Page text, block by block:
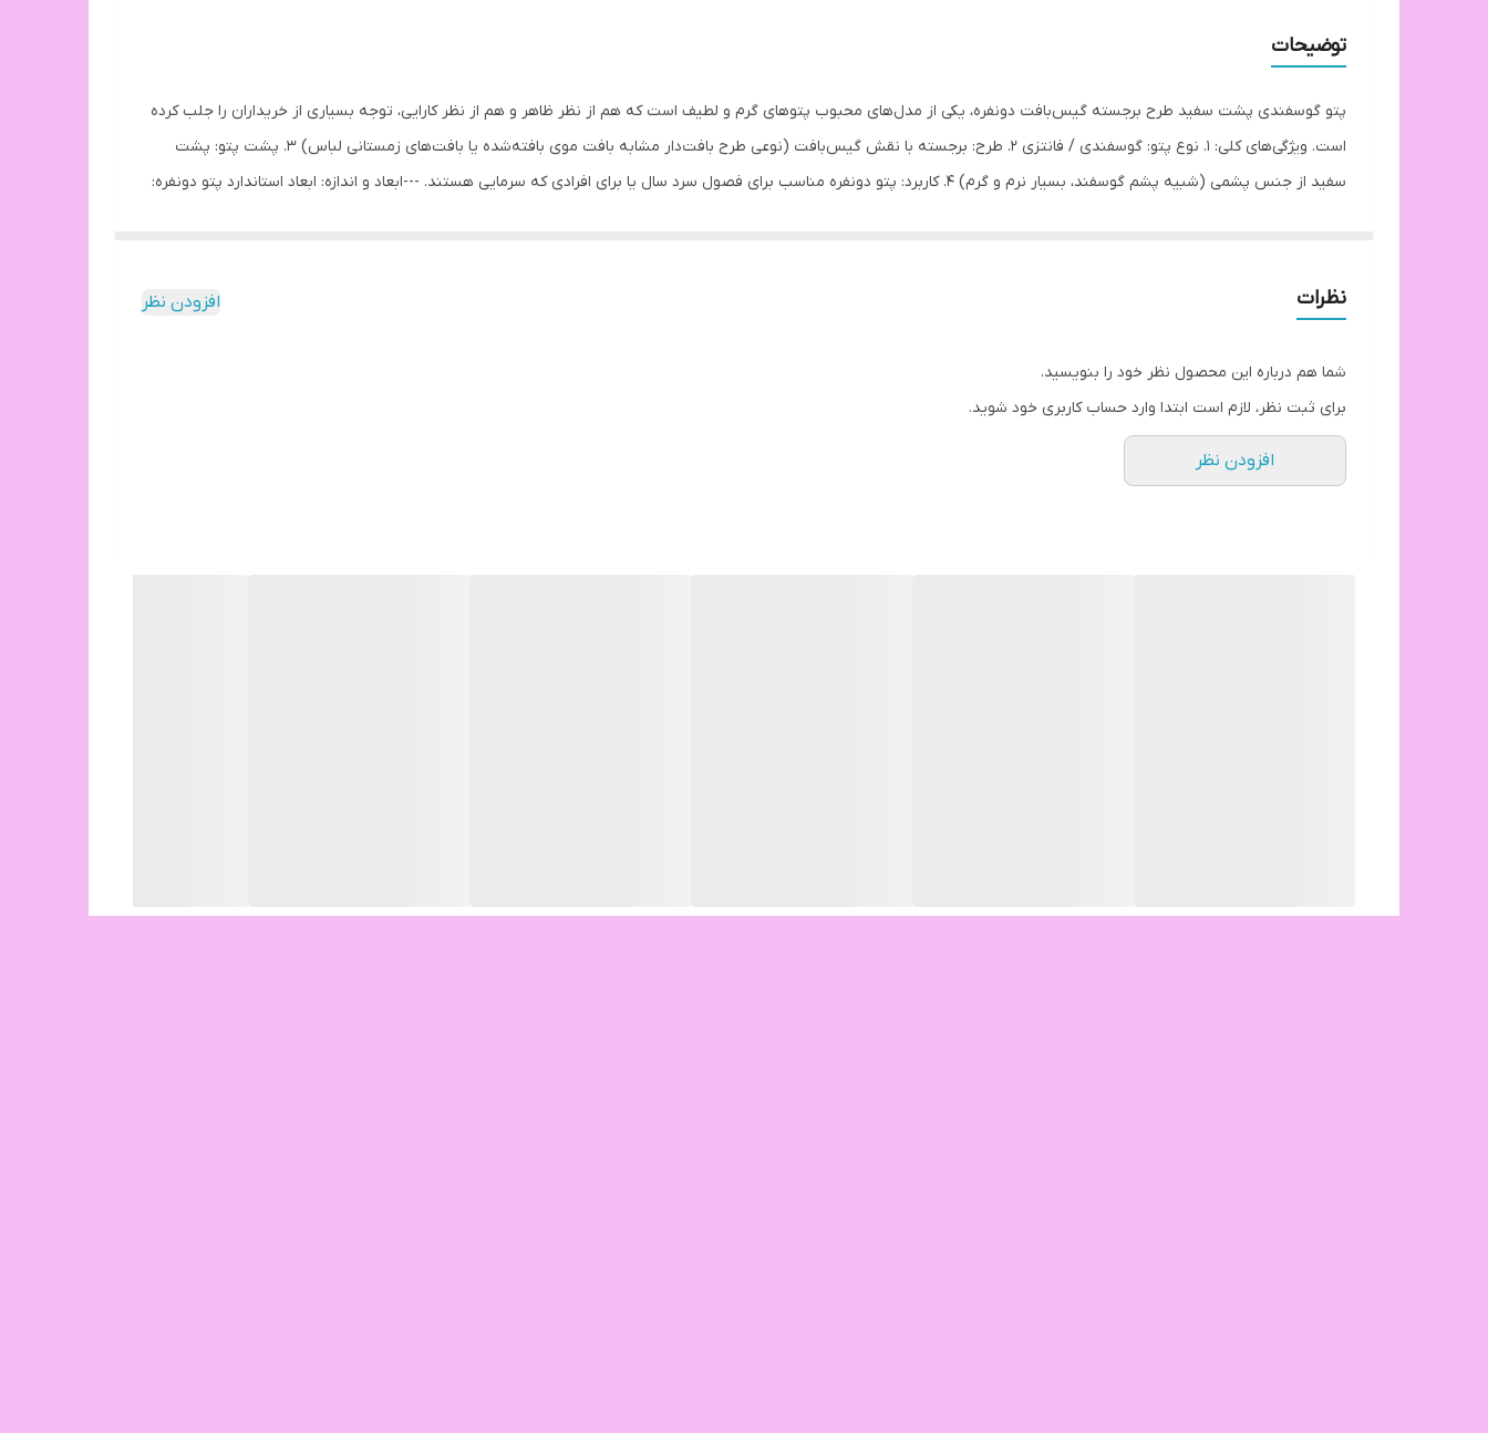
توضیحات
پتو گوسفندی پشت سفید طرح برجسته گیس‌بافت دونفره، یکی از مدل‌های محبوب پتوهای گرم و لطیف است که هم از نظر ظاهر و هم از نظر کارایی، توجه بسیاری از خریداران را جلب کرده
است. ویژگی‌های کلی: 1. نوع پتو: گوسفندی / فانتزی 2. طرح: برجسته با نقش گیس‌بافت (نوعی طرح بافت‌دار مشابه بافت موی بافته‌شده یا بافت‌های زمستانی لباس) 3. پشت پتو: پشت
سفید از جنس پشمی (شبیه پشم گوسفند، بسیار نرم و گرم) 4. کاربرد: پتو دونفره مناسب برای فصول سرد سال یا برای افرادی که سرمایی هستند. ---ابعاد و اندازه: ابعاد استاندارد پتو دونفره:
نسکافه‌ای و ... طرح: طرح گیس‌بافت معمولاً بافتی است که مانند لباس‌های بافتنی دیده می‌شود و برجستگی آن باعث ایجاد حس لوکس بودن می‌شود. ---مزایا: گرمای زیاد: به دلیل پشت
پشمی لطافت بالا: مناسب برای پوست‌های حساس ظاهر شیک: مناسب برای دکوراسیون اتاق خواب مدرن و کلاسیک دوام مناسب: در صورت شست‌وشوی صحیح --- شست‌وشو و نگهداری:
نظرات افزودن نظر
شما هم درباره این محصول نظر خود را بنویسید.
برای ثبت نظر، لازم است ابتدا وارد حساب کاربری خود شوید.
افزودن نظر